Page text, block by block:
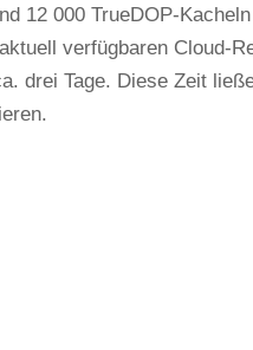
12 000 TrueDOP-
verfügbaren Cloud-
drei Tage. Diese Zeit